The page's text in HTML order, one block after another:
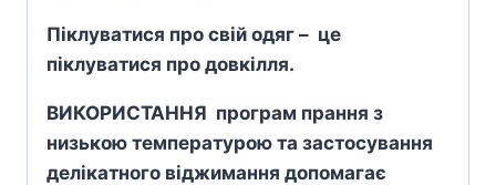
Піклуватися про свій одяг – це
піклуватися про довкілля.
ВИКОРИСТАННЯ програм прання з
низькою температурою та застосування
делікатного віджимання допомагає